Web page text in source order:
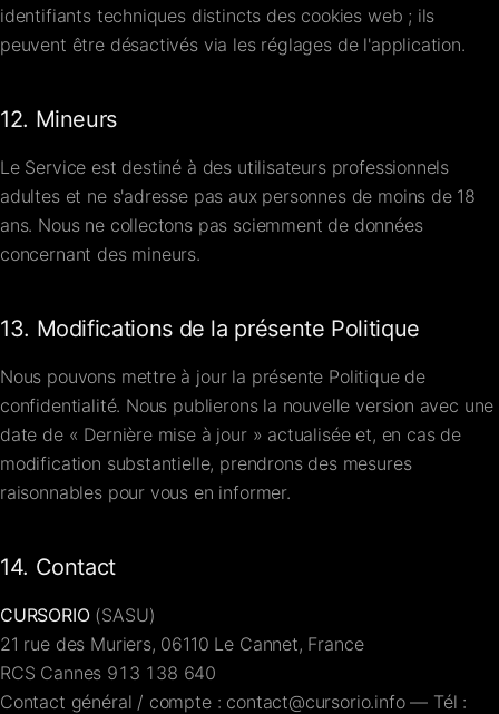
identifiants techniques distincts des cookies web ; ils
peuvent être désactivés via les réglages de l'application.
12. Mineurs
Le Service est destiné à des utilisateurs professionnels
adultes et ne s'adresse pas aux personnes de moins de 18
ans. Nous ne collectons pas sciemment de données
concernant des mineurs.
13. Modifications de la présente Politique
Nous pouvons mettre à jour la présente Politique de
confidentialité. Nous publierons la nouvelle version avec une
date de « Dernière mise à jour » actualisée et, en cas de
modification substantielle, prendrons des mesures
raisonnables pour vous en informer.
14. Contact
CURSORIO(SASU)
21 rue des Muriers, 06110 Le Cannet, France
RCS Cannes 913 138 640
Contact général / compte : contact@cursorio.info— Tél :